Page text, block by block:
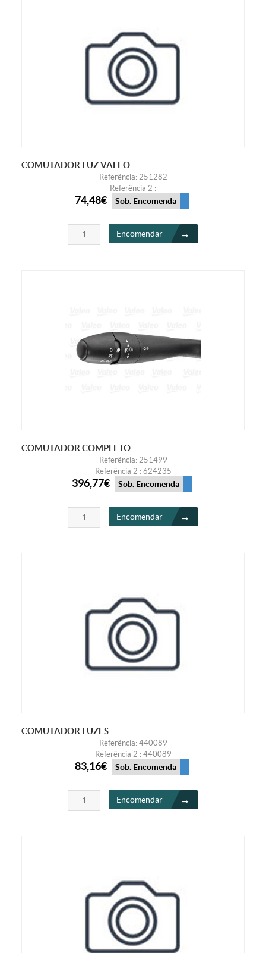
COMUTADOR LUZ VALEO
Referência: 251282
Referência 2 :
74,48€ Sob. Encomenda
Encomendar
COMUTADOR COMPLETO
Referência: 251499
Referência 2 : 624235
396,77€ Sob. Encomenda
Encomendar
COMUTADOR LUZES
Referência: 440089
Referência 2 : 440089
83,16€ Sob. Encomenda
Encomendar